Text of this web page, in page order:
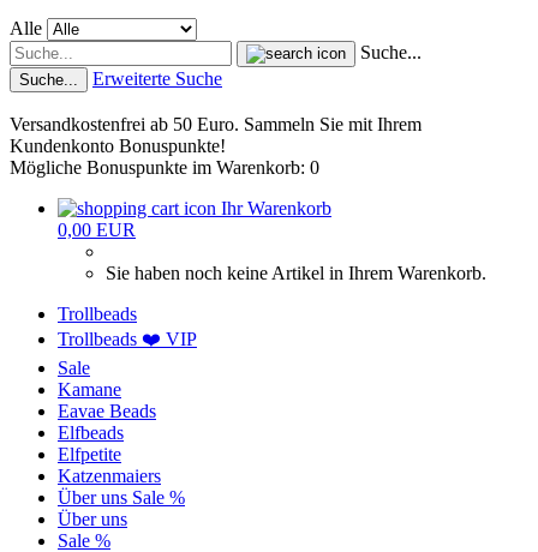
Alle
Suche...
Suche... Erweiterte Suche
Versandkostenfrei ab 50 Euro. Sammeln Sie mit Ihrem
Kundenkonto Bonuspunkte!
Mögliche Bonuspunkte im Warenkorb: 0
Ihr Warenkorb
0,00 EUR
Sie haben noch keine Artikel in Ihrem Warenkorb.
Trollbeads
Trollbeads ❤️ VIP
Sale
Kamane
Eavae Beads
Elfbeads
Elfpetite
Katzenmaiers
Über uns Sale %
Über uns
Sale %